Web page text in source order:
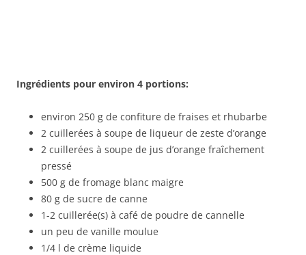
Ingrédients pour environ 4 portions:
environ 250 g de confiture de fraises et rhubarbe
2 cuillerées à soupe de liqueur de zeste d’orange
2 cuillerées à soupe de jus d’orange fraîchement
pressé
500 g de fromage blanc maigre
80 g de sucre de canne
1-2 cuillerée(s) à café de poudre de cannelle
un peu de vanille moulue
1/4 l de crème liquide